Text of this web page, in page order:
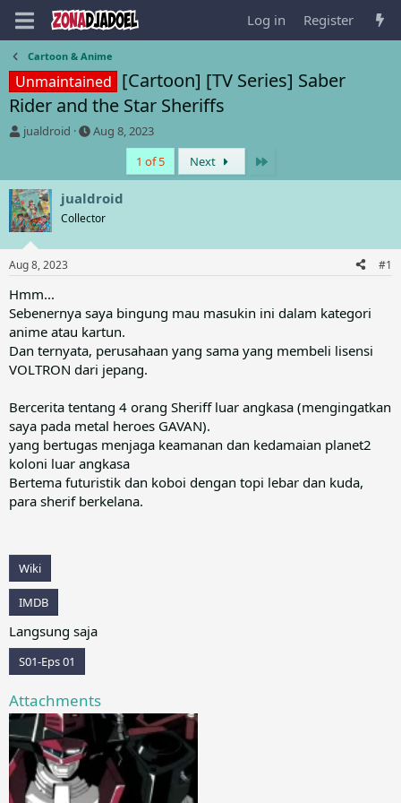
Log in Register
Cartoon & Anime
Unmaintained [Cartoon] [TV Series] Saber
Rider and the Star Sheriffs
T
e
a
d
s
t
a
r
t
e
r
jualdroid
S
r
t
d
a
Aug 8, 2023
1 of 5
Next
jualdroid
Collector
Aug 8, 2023 #1
Hmm...
Sebenernya saya bingung mau masukin ini dalam kategori
anime atau kartun.
Dan ternyata, perusahaan yang sama yang membeli lisensi
VOLTRON dari jepang.
Bercerita tentang 4 orang Sheriff luar angkasa (mengingatkan
saya pada metal heroes GAVAN).
yang bertugas menjaga keamanan dan kedamaian planet2
koloni luar angkasa
Bertema futuristik dan koboi dengan topi lebar dan kuda,
para sherif berkelana.
Wiki
IMDB
Langsung saja
S01-Eps 01
Attachments